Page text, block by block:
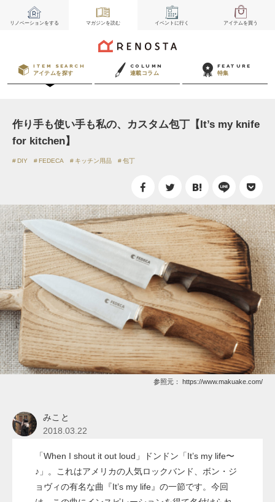
リノベーションをする マガジンを読む イベント に行く アイテムを買う
ITEM SEARCH
アイテムを探す
COLUMN
連載コラム
FEATURE
特集
作り手も使い手も私の、カスタム包丁【It’s my knife
for kitchen】
DIY FEDECA キッチン用品 包丁
参照元： https://www.makuake.com/
みこと
2018.03.22
「When I shout it out loud」ドンドン「It’s my life〜
♪」。これはアメリカの人気ロックバンド、ボン・ジ
ョヴィの有名な曲『It’s my life』の一節です。今回